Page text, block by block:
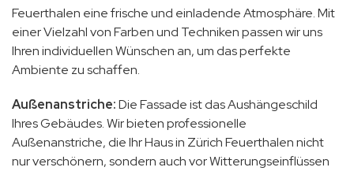
Feuerthalen eine frische und einladende Atmosphäre. Mit
einer Vielzahl von Farben und Techniken passen wir uns
Ihren individuellen Wünschen an, um das perfekte
Ambiente zu schaffen.
Außenanstriche:Die Fassade ist das Aushängeschild
Ihres Gebäudes. Wir bieten professionelle
Außenanstriche, die Ihr Haus in Zürich Feuerthalen nicht
nur verschönern, sondern auch vor Witterungseinflüssen